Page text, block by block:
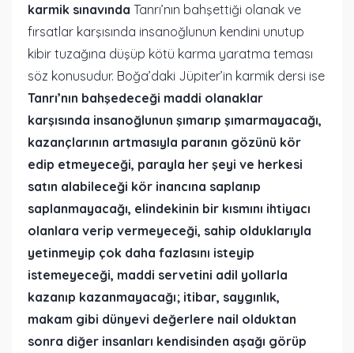
karmik sınavında Tanrı’nın bahşettiği olanak ve
fırsatlar karşısında insanoğlunun kendini unutup
kibir tuzağına düşüp kötü karma yaratma teması
söz konusudur. Boğa’daki Jüpiter’in karmik dersi ise
Tanrı’nın bahşedeceği maddi olanaklar
karşısında insanoğlunun şımarıp şımarmayacağı,
kazançlarının artmasıyla paranın gözünü kör
edip etmeyeceği, parayla her şeyi ve herkesi
satın alabileceği kör inancına saplanıp
saplanmayacağı, elindekinin bir kısmını ihtiyacı
olanlara verip vermeyeceği, sahip olduklarıyla
yetinmeyip çok daha fazlasını isteyip
istemeyeceği, maddi servetini adil yollarla
kazanıp kazanmayacağı; itibar, saygınlık,
makam gibi dünyevi değerlere nail olduktan
sonra diğer insanları kendisinden aşağı görüp